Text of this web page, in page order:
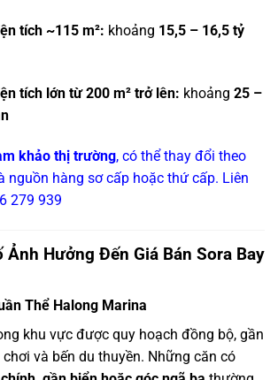
tích ~115 m²: khoảng 15,5 – 16,5 tỷ
tích lớn từ 200 m² trở lên: khoảng 25 –
khảo thị trường, có thể thay đổi theo
nguồn hàng sơ cấp hoặc thứ cấp. Liên
279 939
Ảnh Hưởng Đến Giá Bán Sora Bay
Thể Halong Marina
khu vực được quy hoạch đồng bộ, gần
chơi và bến du thuyền. Những căn có